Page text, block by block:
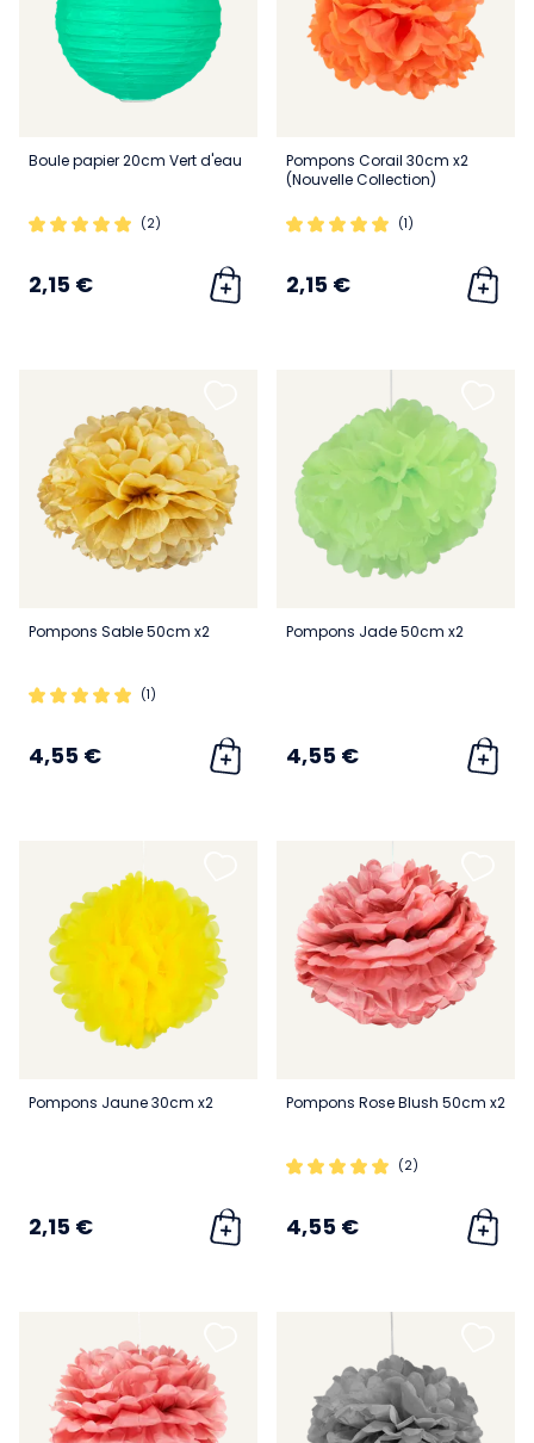
Boule papier 20cm Vert d'eau
(2)
2,15 €
Pompons Corail 30cm x2
(Nouvelle Collection)
(1)
2,15 €
Pompons Sable 50cm x2
(1)
4,55 €
Pompons Jade 50cm x2
4,55 €
Pompons Jaune 30cm x2
2,15 €
Pompons Rose Blush 50cm x2
(2)
4,55 €